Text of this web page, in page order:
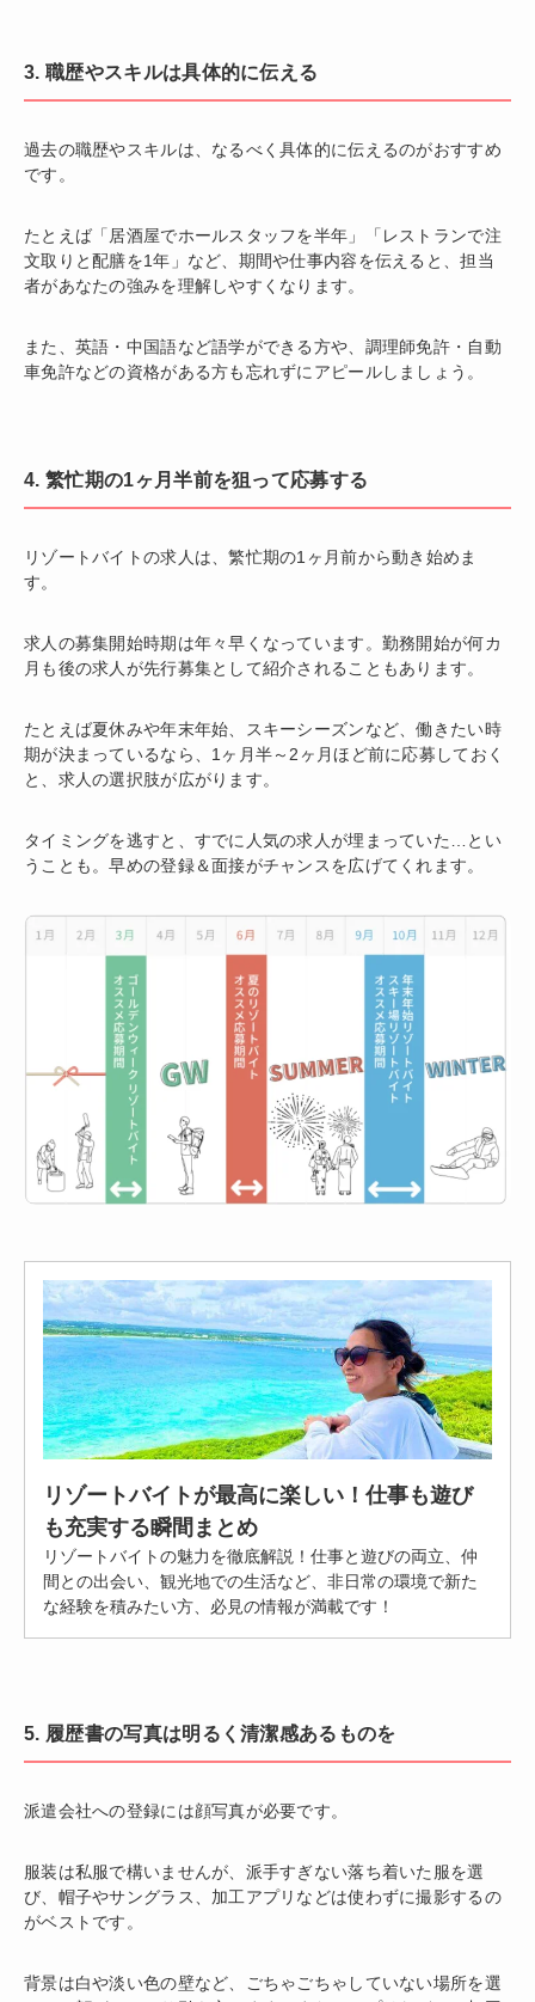
3. 職歴やスキルは具体的に伝える
過去の職歴やスキルは、なるべく具体的に伝えるのがおすすめ
です。
たとえば「居酒屋でホールスタッフを半年」「レストランで注
文取りと配膳を1年」など、期間や仕事内容を伝えると、担当
者があなたの強みを理解しやすくなります。
また、英語・中国語など語学ができる方や、調理師免許・自動
車免許などの資格がある方も忘れずにアピールしましょう。
4. 繁忙期の1ヶ月半前を狙って応募する
リゾートバイトの求人は、繁忙期の1ヶ月前から動き始めま
す。
求人の募集開始時期は年々早くなっています。勤務開始が何カ
月も後の求人が先行募集として紹介されることもあります。
たとえば夏休みや年末年始、スキーシーズンなど、働きたい時
期が決まっているなら、1ヶ月半～2ヶ月ほど前に応募しておく
と、求人の選択肢が広がります。
タイミングを逃すと、すでに人気の求人が埋まっていた…とい
うことも。早めの登録＆面接がチャンスを広げてくれます。
リゾートバイトが最高に楽しい！仕事も遊び
も充実する瞬間まとめ
リゾートバイトの魅力を徹底解説！仕事と遊びの両立、仲
間との出会い、観光地での生活など、非日常の環境で新た
な経験を積みたい方、必見の情報が満載です！
5. 履歴書の写真は明るく清潔感あるものを
派遣会社への登録には顔写真が必要です。
服装は私服で構いませんが、派手すぎない落ち着いた服を選
び、帽子やサングラス、加工アプリなどは使わずに撮影するの
がベストです。
背景は白や淡い色の壁など、ごちゃごちゃしていない場所を選